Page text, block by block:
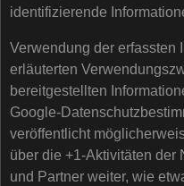
identifizierende
Verwendung der erfassten
erläuterten
bereitgestellten
Google-
veröffentlicht
über die +1-Aktivitäten der
und Partner weiter, wie